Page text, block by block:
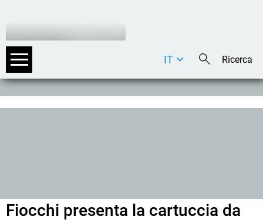
DE
IT
Fiocchi presenta la cartuccia da